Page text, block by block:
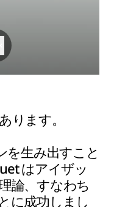
ります。
を生み出すこと
はアイザッ
論、すなわち
に成功しまし